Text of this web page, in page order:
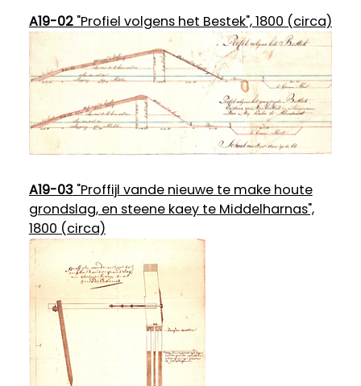
A19-02"Profiel volgens het Bestek", 1800 (circa)
A19-03"Proffijl vande nieuwe te make houte
grondslag, en steene kaey te Middelharnas",
1800 (circa)